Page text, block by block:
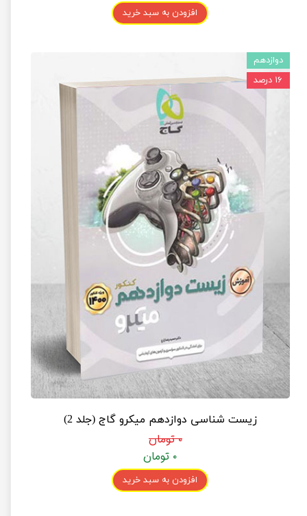
افزودن به سبد خرید
زیست شناسی دوازدهم میکرو گاج (جلد 2)
۰ تومان
۰ تومان
افزودن به سبد خرید
دوازدهم
۱۶ درصد